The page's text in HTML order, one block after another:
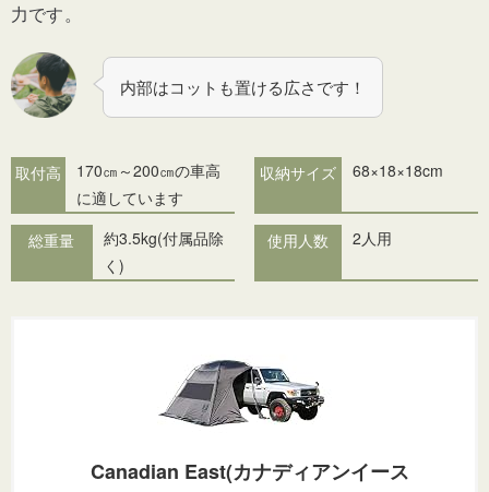
力です。
内部はコットも置ける広さです！
取付高
170㎝～200㎝の車高
に適しています
収納サイズ 68×18×18cm
総重量
約3.5kg(付属品除
く)
使用人数 2人用
Canadian East(カナディアンイース